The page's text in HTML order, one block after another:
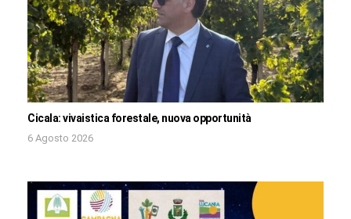
Cicala: vivaistica forestale, nuova opportunità
6 Agosto 2026